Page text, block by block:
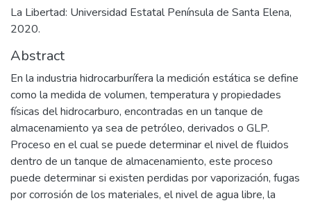
La Libertad: Universidad Estatal Península de Santa Elena,
2020.
Abstract
En la industria hidrocarburífera la medición estática se define
como la medida de volumen, temperatura y propiedades
físicas del hidrocarburo, encontradas en un tanque de
almacenamiento ya sea de petróleo, derivados o GLP.
Proceso en el cual se puede determinar el nivel de fluidos
dentro de un tanque de almacenamiento, este proceso
puede determinar si existen perdidas por vaporización, fugas
por corrosión de los materiales, el nivel de agua libre, la